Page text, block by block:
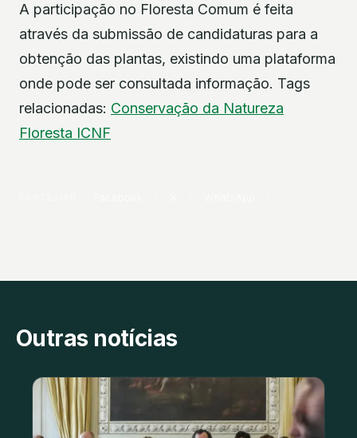
A participação no Floresta Comum é feita
através da submissão de candidaturas para a
obtenção das plantas, existindo uma plataforma
onde pode ser consultada informação. Tags
relacionadas: Conservação da Natureza
Floresta ICNF
Outras notícias